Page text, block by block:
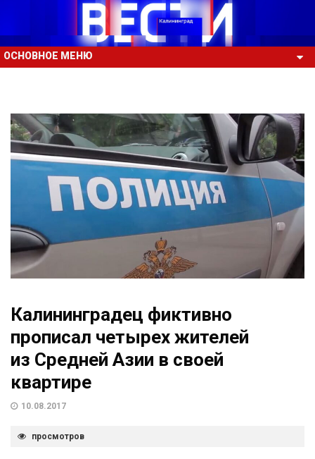
ОСНОВНОЕ МЕНЮ
Калининградец фиктивно
прописал четырех жителей
из Средней Азии в своей
квартире
10.08.2017
просмотров